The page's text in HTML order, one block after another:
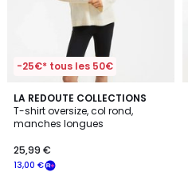
-25€* tous les 50€
LA REDOUTE COLLECTIONS
T-shirt oversize, col rond,
manches longues
13,00 €
25,99 €
3
/
5
3
Couleurs